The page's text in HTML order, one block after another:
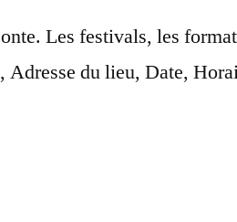
Les festivals, les
Adresse du lieu, Date,